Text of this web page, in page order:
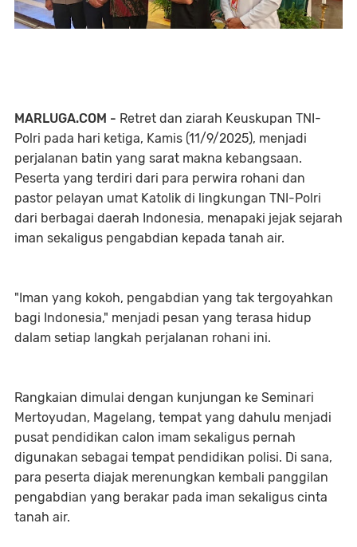
MARLUGA.COM - Retret dan ziarah Keuskupan TNI-
Polri pada hari ketiga, Kamis (11/9/2025), menjadi
perjalanan batin yang sarat makna kebangsaan.
Peserta yang terdiri dari para perwira rohani dan
pastor pelayan umat Katolik di lingkungan TNI-Polri
dari berbagai daerah Indonesia, menapaki jejak sejarah
iman sekaligus pengabdian kepada tanah air.
"Iman yang kokoh, pengabdian yang tak tergoyahkan
bagi Indonesia," menjadi pesan yang terasa hidup
dalam setiap langkah perjalanan rohani ini.
Rangkaian dimulai dengan kunjungan ke Seminari
Mertoyudan, Magelang, tempat yang dahulu menjadi
pusat pendidikan calon imam sekaligus pernah
digunakan sebagai tempat pendidikan polisi. Di sana,
para peserta diajak merenungkan kembali panggilan
pengabdian yang berakar pada iman sekaligus cinta
tanah air.